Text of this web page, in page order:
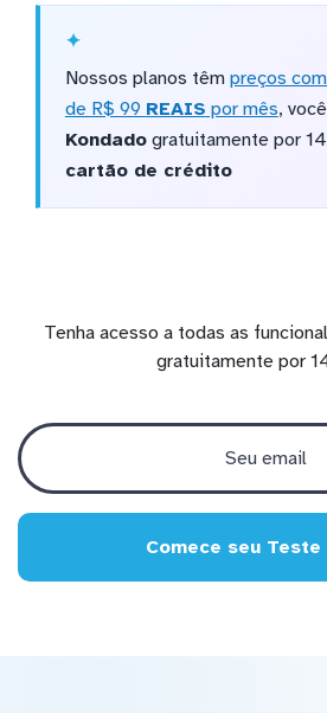
Nossos planos têm preços
de R$ 99 REAIS por mês,
Kondadogratuitamente por
cartão de crédito
Tenha acesso a todas as
gratuitamente por
Comece seu